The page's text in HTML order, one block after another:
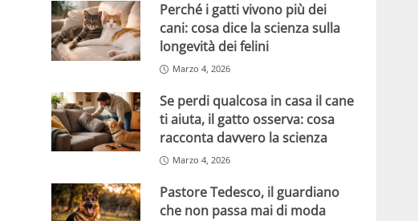
Perché i gatti vivono più dei
cani: cosa dice la scienza sulla
longevità dei felini
Marzo 4, 2026
Se perdi qualcosa in casa il cane
ti aiuta, il gatto osserva: cosa
racconta davvero la scienza
Marzo 4, 2026
Pastore Tedesco, il guardiano
che non passa mai di moda